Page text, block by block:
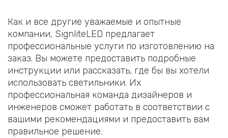
Как и все другие уважаемые и опытные
компании, SignliteLED предлагает
профессиональные услуги по изготовлению на
заказ. Вы можете предоставить подробные
инструкции или рассказать, где бы вы хотели
использовать светильники. Их
профессиональная команда дизайнеров и
инженеров сможет работать в соответствии с
вашими рекомендациями и предоставить вам
правильное решение.